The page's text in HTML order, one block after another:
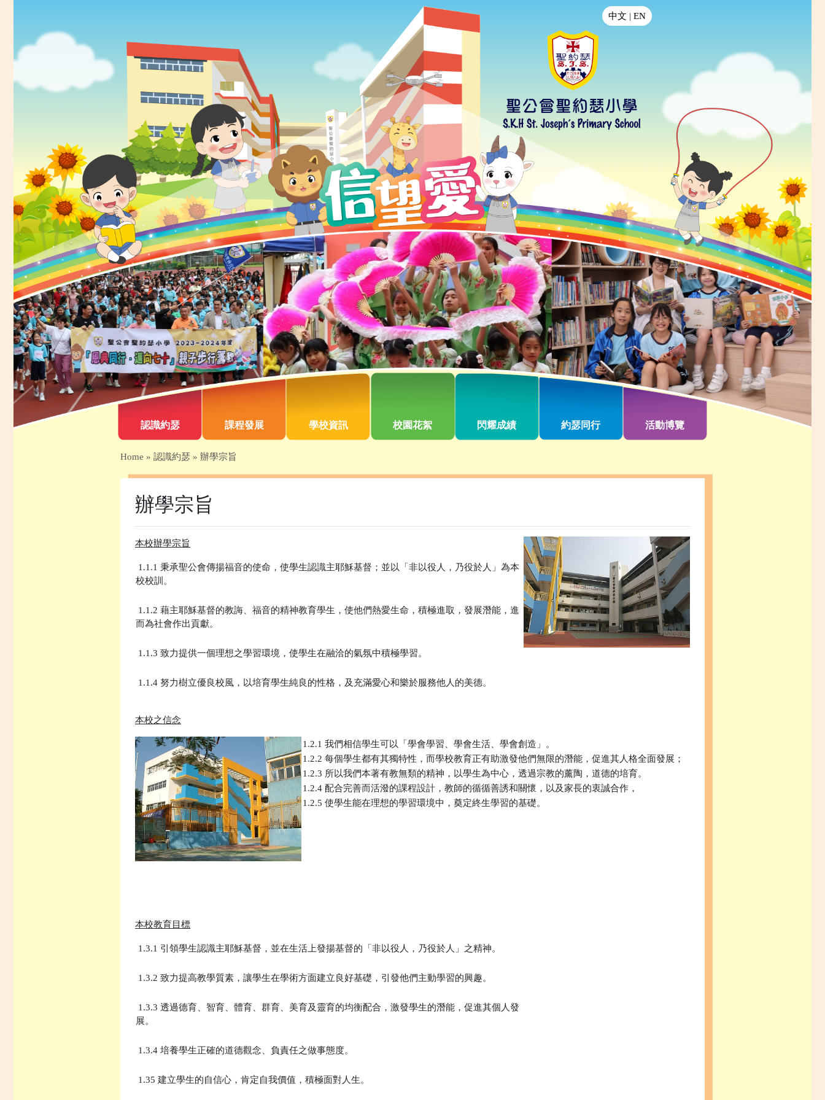
中文 | EN
認識約瑟 課程發展 學校資訊 校園花絮 閃耀成績 約瑟同行 活動博覽
Home » 認識約瑟 » 辦學宗旨
辦學宗旨
本校辦學宗旨
1.1.1 秉承聖公會傳揚福音的使命，使學生認識主耶穌基督；並以「非以役人，乃役於人」為本
校校訓。
1.1.2 藉主耶穌基督的教誨、福音的精神教育學生，使他們熱愛生命，積極進取，發展潛能，進
而為社會作出貢獻。
1.1.3 致力提供一個理想之學習環境，使學生在融洽的氣氛中積極學習。
1.1.4 努力樹立優良校風，以培育學生純良的性格，及充滿愛心和樂於服務他人的美德。
本校之信念
1.2.1 我們相信學生可以「學會學習、學會生活、學會創造」。
1.2.2 每個學生都有其獨特性，而學校教育正有助激發他們無限的潛能，促進其人格全面發展；
1.2.3 所以我們本著有教無類的精神，以學生為中心，透過宗教的薰陶，道德的培育。
1.2.4 配合完善而活潑的課程設計，教師的循循善誘和關懷，以及家長的衷誠合作，
1.2.5 使學生能在理想的學習環境中，奠定終生學習的基礎。
本校教育目標
1.3.1 引領學生認識主耶穌基督，並在生活上發揚基督的「非以役人，乃役於人」之精神。
1.3.2 致力提高教學質素，讓學生在學術方面建立良好基礎，引發他們主動學習的興趣。
1.3.3 透過德育、智育、體育、群育、美育及靈育的均衡配合，激發學生的潛能，促進其個人發
展。
1.3.4 培養學生正確的道德觀念、負責任之做事態度。
1.35 建立學生的自信心，肯定自我價值，積極面對人生。